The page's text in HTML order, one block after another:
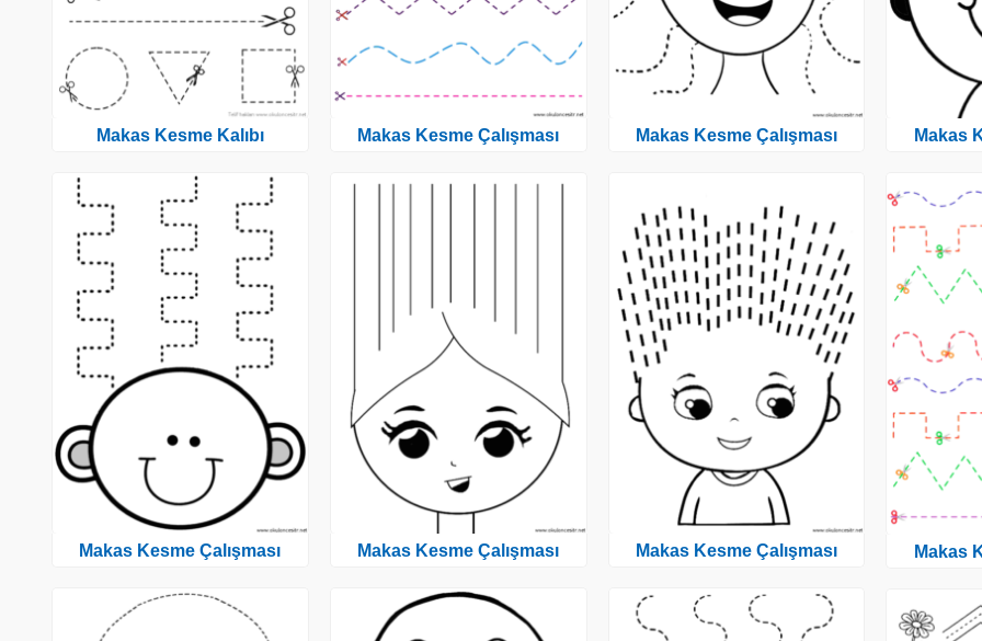
Makas Kesme Kalıbı
Makas Kesme Çalışması
Makas Kesme Çalışması
Makas Kesme Çalışması
Makas Kesme Çalışması
Makas Kesme Çalışması
Makas
Makas